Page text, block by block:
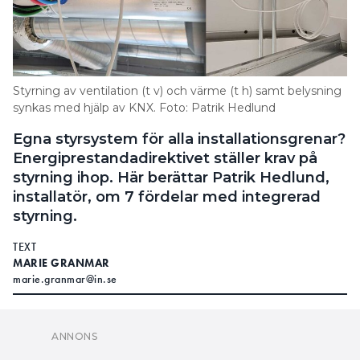
Styrning av ventilation (t v) och värme (t h) samt belysning
synkas med hjälp av KNX. Foto: Patrik Hedlund
Egna styrsystem för alla installationsgrenar?
Energiprestandadirektivet ställer krav på
styrning ihop. Här berättar Patrik Hedlund,
installatör, om 7 fördelar med integrerad
styrning.
TEXT
MARIE GRANMAR
marie.granmar@in.se
drastiskt förändra vardagen för elektriker. En som